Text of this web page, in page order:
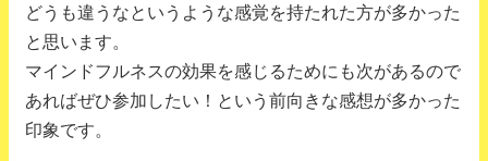
どうも違うなというような感覚を持たれた方が多かった
と思います。
マインドフルネスの効果を感じるためにも次があるので
あればぜひ参加したい！という前向きな感想が多かった
印象です。